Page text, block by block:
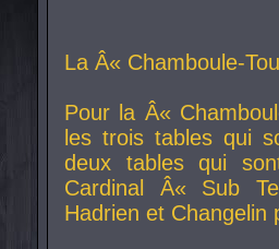
La Â« Chamboule-
Pour la Â«
les trois tables qui
deux tables qui
Cardinal
Â« Sub
Hadrien et Changelin